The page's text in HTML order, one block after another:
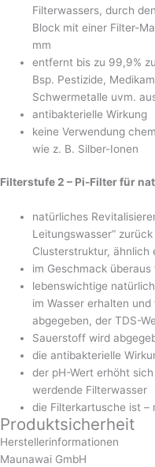
Filterwassers, durch
Block mit einer Filter-
mm
entfernt bis zu 99,9%
Bsp. Pestizide,
Schwermetalle uvm.
antibakterielle Wirkung
keine Verwendung
wie z. B. Silber-Ionen
Filterstufe 2 – Pi-Filter für
natürliches
Leitungswasser“
Clusterstruktur, ähnlich
im Geschmack
lebenswichtige
im Wasser erhalten
abgegeben, der TDS-
Sauerstoff wird
die antibakterielle
der pH-Wert erhöht
werdende Filterwasser
die Filterkartusche ist –
Produktsicherheit
Herstellerinformationen
Maunawai GmbH